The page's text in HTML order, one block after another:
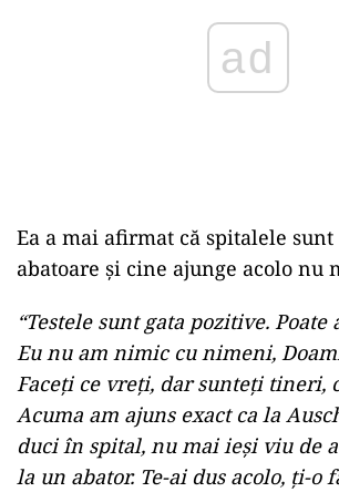
Ea a mai afirmat că spitalele sunt
abatoare şi cine ajunge acolo nu
“Testele sunt gata pozitive.
Eu nu am nimic cu nimeni,
Faceţi ce vreţi, dar sunteţi tineri,
Acuma am ajuns exact ca la
duci în spital, nu mai ieşi viu de
la un abator. Te-ai dus acolo, ţi-o